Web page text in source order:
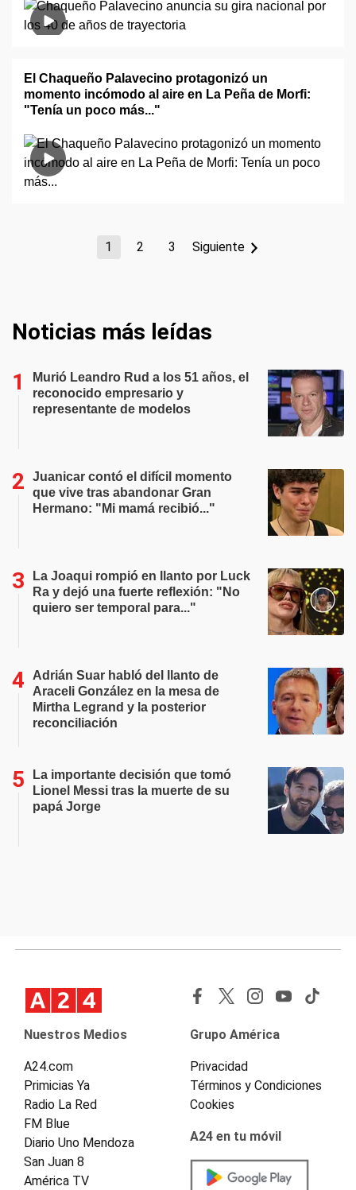
El Chaqueño Palavecino protagonizó un
momento incómodo al aire en La Peña de Morfi:
"Tenía un poco más..."
1 2 3 Siguiente
Noticias más leídas
Murió Leandro Rud a los 51 años, el
reconocido empresario y
representante de modelos
Juanicar contó el difícil momento
que vive tras abandonar Gran
Hermano: "Mi mamá recibió..."
La Joaqui rompió en llanto por Luck
Ra y dejó una fuerte reflexión: "No
quiero ser temporal para..."
Adrián Suar habló del llanto de
Araceli González en la mesa de
Mirtha Legrand y la posterior
reconciliación
La importante decisión que tomó
Lionel Messi tras la muerte de su
papá Jorge
Nuestros Medios
A24.com
Primicias Ya
Radio La Red
FM Blue
Diario Uno Mendoza
San Juan 8
América TV
Grupo América
Privacidad
Términos y Condiciones
Cookies
A24 en tu móvil